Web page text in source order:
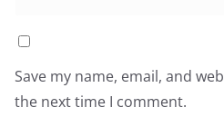
Save my name, email, and
the next time I comment.